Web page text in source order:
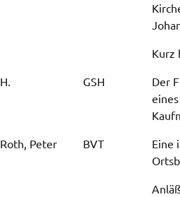
Kurz
H. GSH
Der
Roth, Peter BVT
Eine